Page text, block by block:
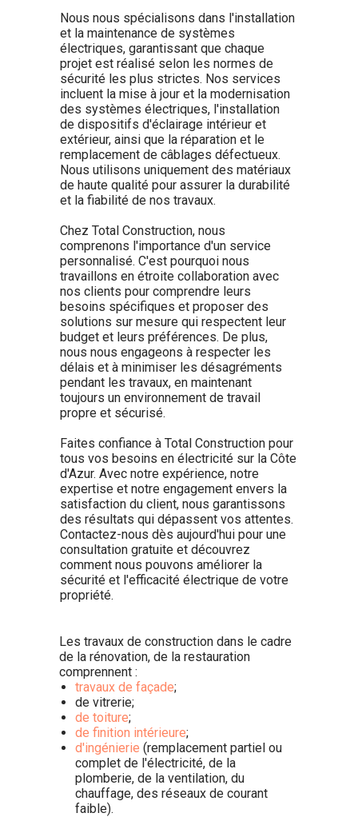
Nous nous spécialisons dans l'installation
et la maintenance de systèmes
électriques, garantissant que chaque
projet est réalisé selon les normes de
sécurité les plus strictes. Nos services
incluent la mise à jour et la modernisation
des systèmes électriques, l'installation
de dispositifs d'éclairage intérieur et
extérieur, ainsi que la réparation et le
remplacement de câblages défectueux.
Nous utilisons uniquement des matériaux
de haute qualité pour assurer la durabilité
et la fiabilité de nos travaux.
Chez Total Construction, nous
comprenons l'importance d'un service
personnalisé. C'est pourquoi nous
travaillons en étroite collaboration avec
nos clients pour comprendre leurs
besoins spécifiques et proposer des
solutions sur mesure qui respectent leur
budget et leurs préférences. De plus,
nous nous engageons à respecter les
délais et à minimiser les désagréments
pendant les travaux, en maintenant
toujours un environnement de travail
propre et sécurisé.
Faites confiance à Total Construction pour
tous vos besoins en électricité sur la Côte
d'Azur. Avec notre expérience, notre
expertise et notre engagement envers la
satisfaction du client, nous garantissons
des résultats qui dépassent vos attentes.
Contactez-nous dès aujourd'hui pour une
consultation gratuite et découvrez
comment nous pouvons améliorer la
sécurité et l'efficacité électrique de votre
propriété.
Les travaux de construction dans le cadre
de la rénovation, de la restauration
comprennent :
travaux de façade;
de vitrerie;
de toiture;
de finition intérieure;
d'ingénierie (remplacement partiel ou
complet de l'électricité, de la
plomberie, de la ventilation, du
chauffage, des réseaux de courant
faible).